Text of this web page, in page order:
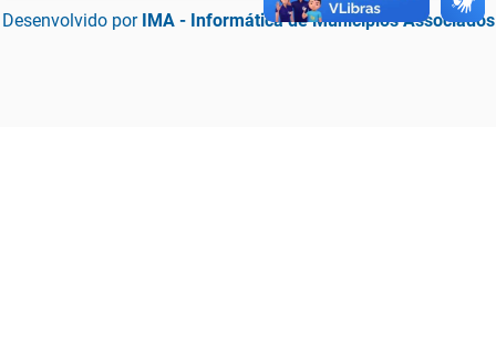
Desenvolvido por IMA - Informática de Municípios Associados